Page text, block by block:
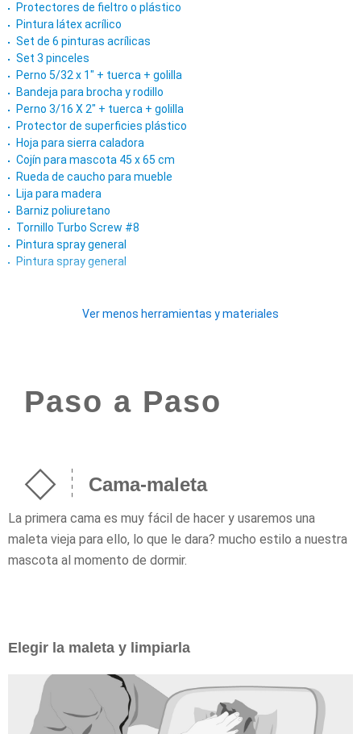
Protectores de fieltro o plástico
Pintura látex acrílico
Set de 6 pinturas acrílicas
Set 3 pinceles
Perno 5/32 x 1" + tuerca + golilla
Bandeja para brocha y rodillo
Perno 3/16 X 2" + tuerca + golilla
Protector de superficies plástico
Hoja para sierra caladora
Cojín para mascota 45 x 65 cm
Rueda de caucho para mueble
Lija para madera
Barniz poliuretano
Tornillo Turbo Screw #8
Pintura spray general
Pintura spray general
Ver menos herramientas y materiales
Paso a Paso
Cama-maleta
La primera cama es muy fácil de hacer y usaremos una
maleta vieja para ello, lo que le dara? mucho estilo a nuestra
mascota al momento de dormir.
Elegir la maleta y limpiarla